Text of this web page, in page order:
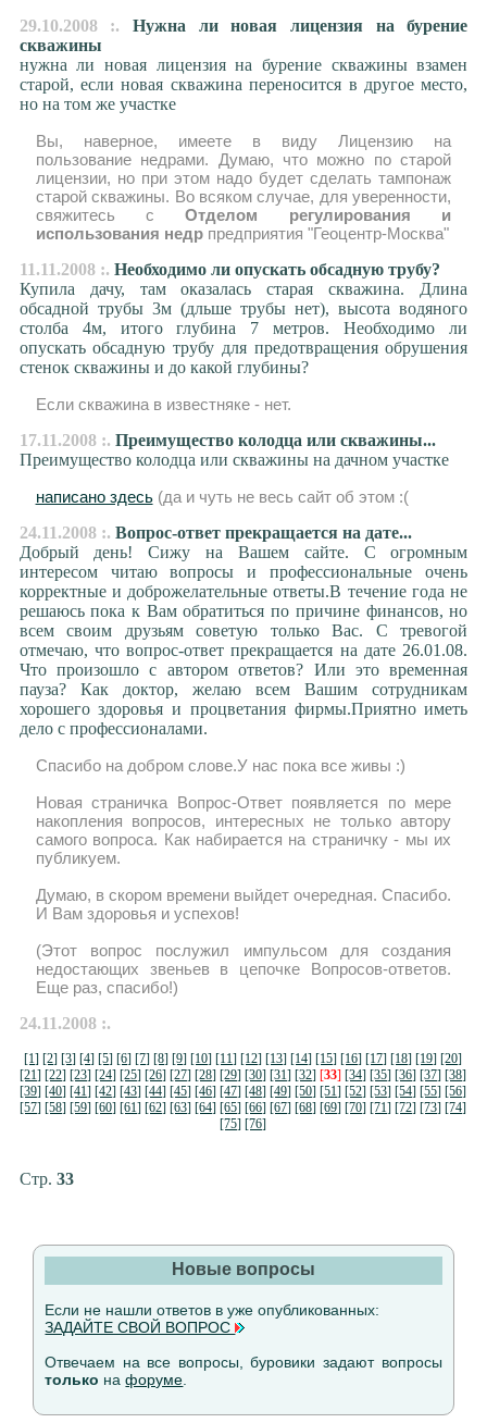
29.10.2008 :. Нужна ли новая лицензия на бурение
скважины
нужна ли новая лицензия на бурение скважины взамен
старой, если новая скважина переносится в другое место,
но на том же участке
Вы, наверное, имеете в виду Лицензию на
пользование недрами. Думаю, что можно по старой
лицензии, но при этом надо будет сделать тампонаж
старой скважины. Во всяком случае, для уверенности,
свяжитесь сОтделом регулирования и
использования недрпредприятия "Геоцентр-Москва"
11.11.2008 :. Необходимо ли опускать обсадную трубу?
Купила дачу, там оказалась старая скважина. Длина
обсадной трубы 3м (дльше трубы нет), высота водяного
столба 4м, итого глубина 7 метров. Необходимо ли
опускать обсадную трубу для предотвращения обрушения
стенок скважины и до какой глубины?
Если скважина в известняке - нет.
17.11.2008 :. Преимущество колодца или скважины...
Преимущество колодца или скважины на дачном участке
написано здесь(да и чуть не весь сайт об этом :(
24.11.2008 :. Вопрос-ответ прекращается на дате...
Добрый день! Сижу на Вашем сайте. С огромным
интересом читаю вопросы и профессиональные очень
корректные и доброжелательные ответы.В течение года не
решаюсь пока к Вам обратиться по причине финансов, но
всем своим друзьям советую только Вас. С тревогой
отмечаю, что вопрос-ответ прекращается на дате 26.01.08.
Что произошло с автором ответов? Или это временная
пауза? Как доктор, желаю всем Вашим сотрудникам
хорошего здоровья и процветания фирмы.Приятно иметь
дело с профессионалами.
Спасибо на добром слове.У нас пока все живы :)
Новая страничка Вопрос-Ответ появляется по мере
накопления вопросов, интересных не только автору
самого вопроса. Как набирается на страничку - мы их
публикуем.
Думаю, в скором времени выйдет очередная. Спасибо.
И Вам здоровья и успехов!
(Этот вопрос послужил импульсом для создания
недостающих звеньев в цепочке Вопросов-ответов.
Еще раз, спасибо!)
24.11.2008 :.
[1] [2] [3] [4] [5] [6] [7] [8] [9] [10] [11] [12] [13] [14] [15] [16] [17] [18] [19] [20]
[21] [22] [23] [24] [25] [26] [27] [28] [29] [30] [31] [32] [33] [34] [35] [36] [37] [38]
[39] [40] [41] [42] [43] [44] [45] [46] [47] [48] [49] [50] [51] [52] [53] [54] [55] [56]
[57] [58] [59] [60] [61] [62] [63] [64] [65] [66] [67] [68] [69] [70] [71] [72] [73] [74]
[75] [76]
Стр. 33
Новые вопросы
Если не нашли ответов в уже опубликованных:
ЗАДАЙТЕ СВОЙ ВОПРОС
Отвечаем на все вопросы, буровики задают вопросы
только нафоруме